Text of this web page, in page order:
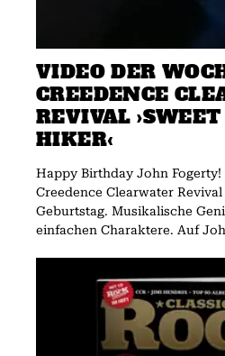
VIDEO DER
CREEDENCE
REVIVAL
HIKER‹
Happy Birthday John
Creedence Clearwater
Geburtstag. Musikalische Genies sind oft keine
einfachen Charaktere. Auf